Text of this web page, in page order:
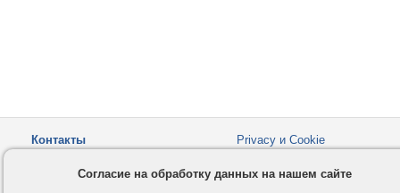
Контакты
Privacy и Cookie
Согласие на обработку данных на нашем сайте